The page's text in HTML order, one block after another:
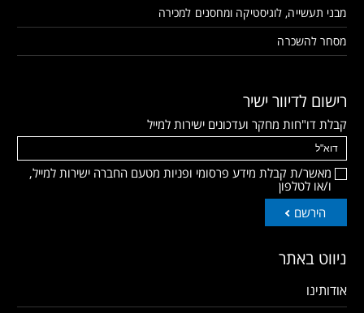
מבני תעשייה, לוגיסטיקה ומחסנים למכירה
מסחר להשכרה
רישום לדיוור ישיר
קבלת דו"חות מחקר ועדכונים ישירות למייל
מאשר/ת קבלת מידע פרסומי ופניות מטעם החברה ישירות למייל,
ו/או לטלפון
הירשם
ניווט באתר
אודותינו